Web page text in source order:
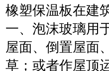
橡塑保温板在建
一、泡沫玻璃用
屋面、倒置屋面
草；或者作屋顶